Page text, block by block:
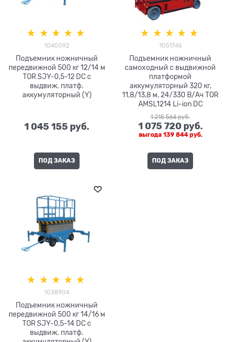
1040092
Подъемник ножничный
передвижной 500 кг 12/14 м
TOR SJY-0,5-12 DC с
выдвиж. платф.
аккумуляторный (Y)
1 045 155 руб.
ПОД ЗАКАЗ
1051746
Подъемник ножничный
самоходный с выдвижной
платформой
аккумуляторный 320 кг,
11,8/13,8 м, 24/330 В/Ач TOR
AMSL1214 Li-ion DC
1 215 564 руб.
1 075 720 руб.
выгода 139 844 руб.
ПОД ЗАКАЗ
1038904
Подъемник ножничный
передвижной 500 кг 14/16 м
TOR SJY-0,5-14 DC с
выдвиж. платф.